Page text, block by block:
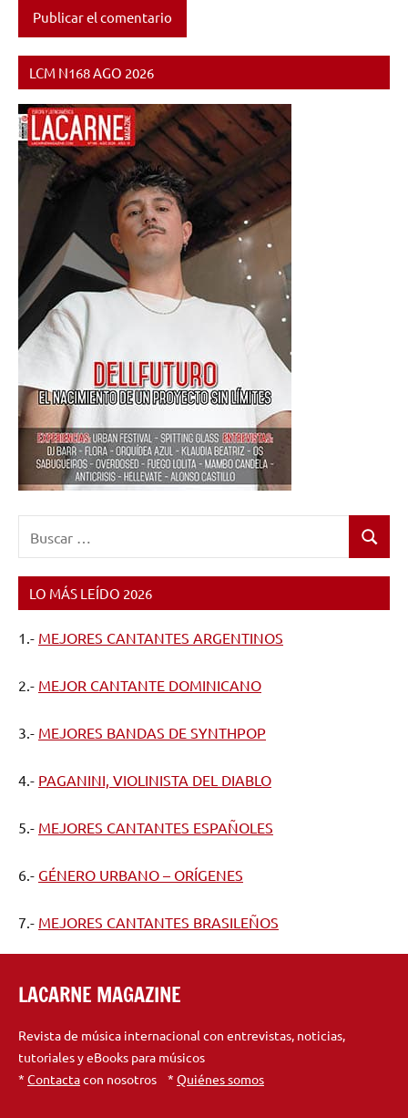
LCM N168 AGO 2026
Buscar
LO MÁS LEÍDO 2026
1.- MEJORES CANTANTES ARGENTINOS
2.- MEJOR CANTANTE DOMINICANO
3.- MEJORES BANDAS DE SYNTHPOP
4.- PAGANINI, VIOLINISTA DEL DIABLO
5.- MEJORES CANTANTES ESPAÑOLES
6.- GÉNERO URBANO – ORÍGENES
7.- MEJORES CANTANTES BRASILEÑOS
LACARNE MAGAZINE
Revista de música internacional con entrevistas, noticias,
tutoriales y eBooks para músicos
* Contactacon nosotros * Quiénes somos